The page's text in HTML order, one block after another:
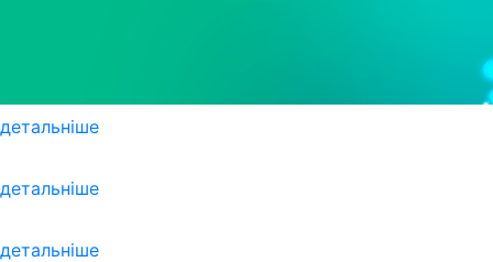
детальніше
детальніше
детальніше